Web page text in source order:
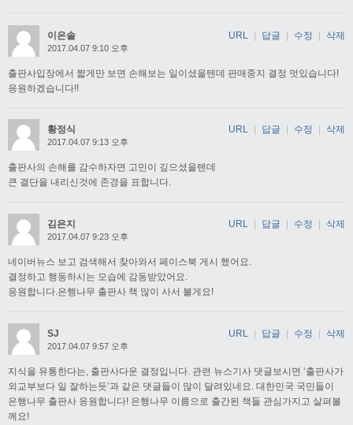
이은솔
2017.04.07 9:10 오후
출판사입장에서 짧게만 보면 손해보는 일이셨을텐데 판매중지 결정 멋있습니다!
응원하겠습니다!!
URL | 답글 | 수정 | 삭제
황정식
2017.04.07 9:13 오후
출판사의 손해를 감수하자면 고민이 깊으셨을텐데
큰 결단을 내리신것에 존경을 표합니다.
URL 답글 수정 삭제
김은지
2017.04.07 9:23 오후
네이버뉴스 보고 검색해서 찾아와서 페이스북 게시 했어요.
결정하고 행동하시는 모습에 감동받았어요.
응원합니다.은행나무 출판사 책 많이 사서 볼게요!
URL 답글 수정 삭제
SJ
2017.04.07 9:57 오후
지식을 유통한다는, 출판사다운 결정입니다. 관련 뉴스기사 댓글보시면 ‘출판사가
외교부보다 일 잘하는듯’과 같은 댓글들이 많이 달려있네요. 대한민국 국민들이
은행나무 출판사 응원합니다! 은행나무 이름으로 출간된 책들 관심가지고 살펴볼
께요!
URL 답글 수정 삭제